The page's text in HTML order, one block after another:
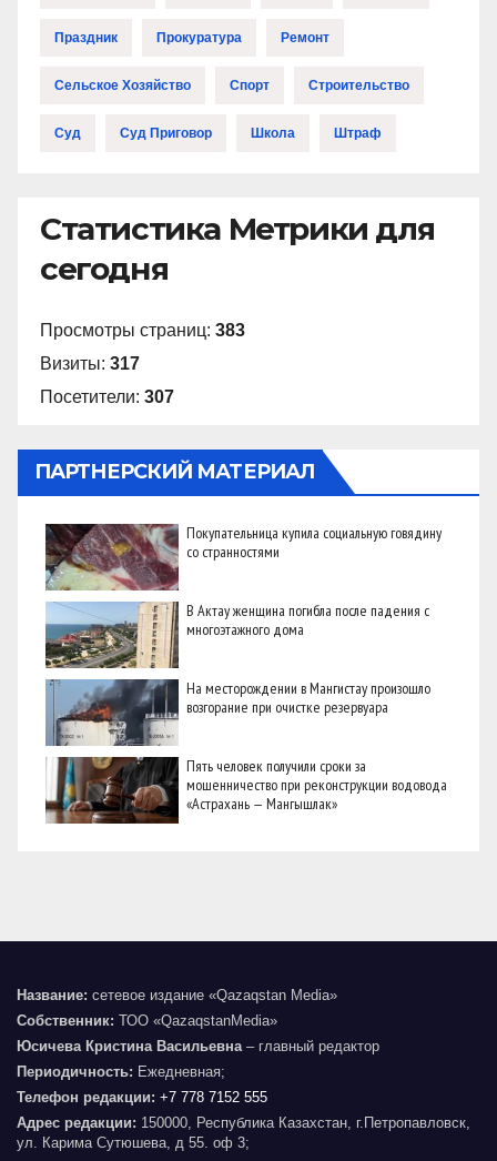
Праздник Прокуратура Ремонт
Сельское Хозяйство Спорт Строительство
Суд Суд Приговор Школа Штраф
Статистика Метрики для
сегодня
Просмотры страниц: 383
Визиты: 317
Посетители: 307
ПАРТНЕРСКИЙ МАТЕРИАЛ
Покупательница купила социальную говядину
со странностями
В Актау женщина погибла после падения с
многоэтажного дома
На месторождении в Мангистау произошло
возгорание при очистке резервуара
Пять человек получили сроки за
мошенничество при реконструкции водовода
«Астрахань — Мангышлак»
Название: сетевое издание «Qazaqstan Media»
Собственник: ТОО «QazaqstanMedia»
Юсичева Кристина Васильевна – главный редактор
Периодичность: Ежедневная;
Телефон редакции: +7 778 7152 555
Адрес редакции: 150000, Республика Казахстан, г.Петропавловск,
ул. Карима Сутюшева, д 55. оф 3;